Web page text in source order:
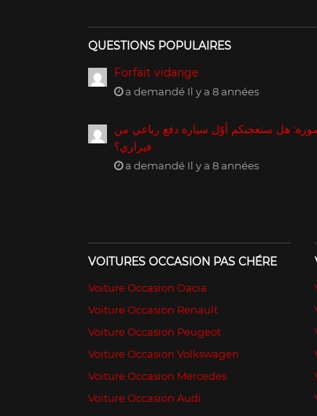
QUESTIONS POPULAIRES
Forfait vidange
a demandé Il y a 8 années
هل ستعجبكم أوّل سيارة دفع رباعي من
فيراري؟
a demandé Il y a 8 années
VOITURES OCCASION PAS CHÉRE
Voiture Occasion Dacia
Voiture Occasion Renault
Voiture Occasion Peugeot
Voiture Occasion Volkswagen
Voiture Occasion Mercedes
Voiture Occasion Audi